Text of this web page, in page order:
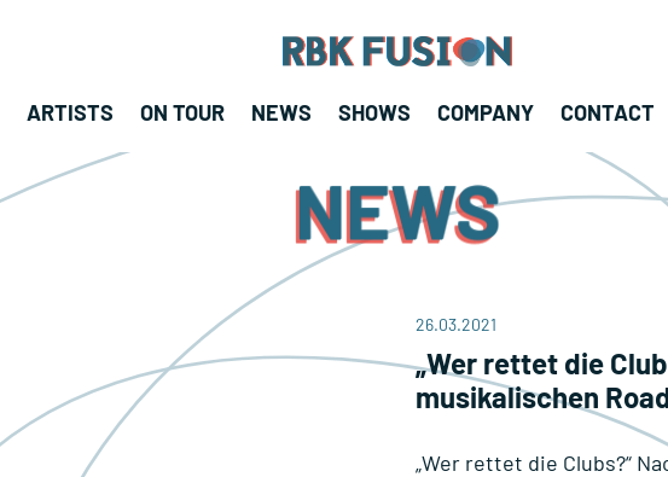
Konzertagentur
ARTISTS ON TOUR NEWS SHOWS COMPANY CONTACT
NEWS
26.03.2021
„Wer rettet die
musikalischen
„Wer rettet die Clubs?“